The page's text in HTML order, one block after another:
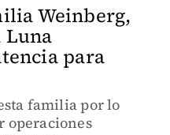
Weinberg,
Luna
para
familia por lo
operaciones